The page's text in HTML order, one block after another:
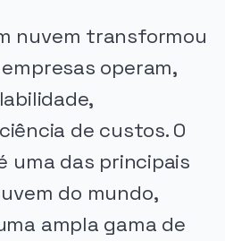
nuvem transformou
operam,
de custos. O
uma das principais
do mundo,
ampla gama de